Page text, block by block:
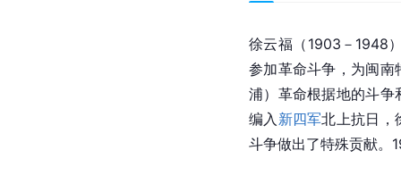
徐云福（1903－1948
参加革命斗争，为闽
浦）革命根据地的斗
编入 新四军北上抗日，
斗争做出了特殊贡献。